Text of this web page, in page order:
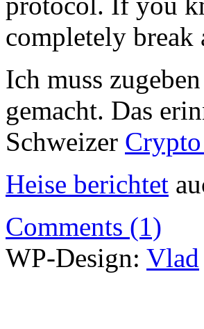
completely
Ich muss
gemacht. Das
Schweizer
Heise berichtet
Comments (1)
WP-Design: Vlad